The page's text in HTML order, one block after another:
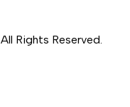
All Rights Reserved.